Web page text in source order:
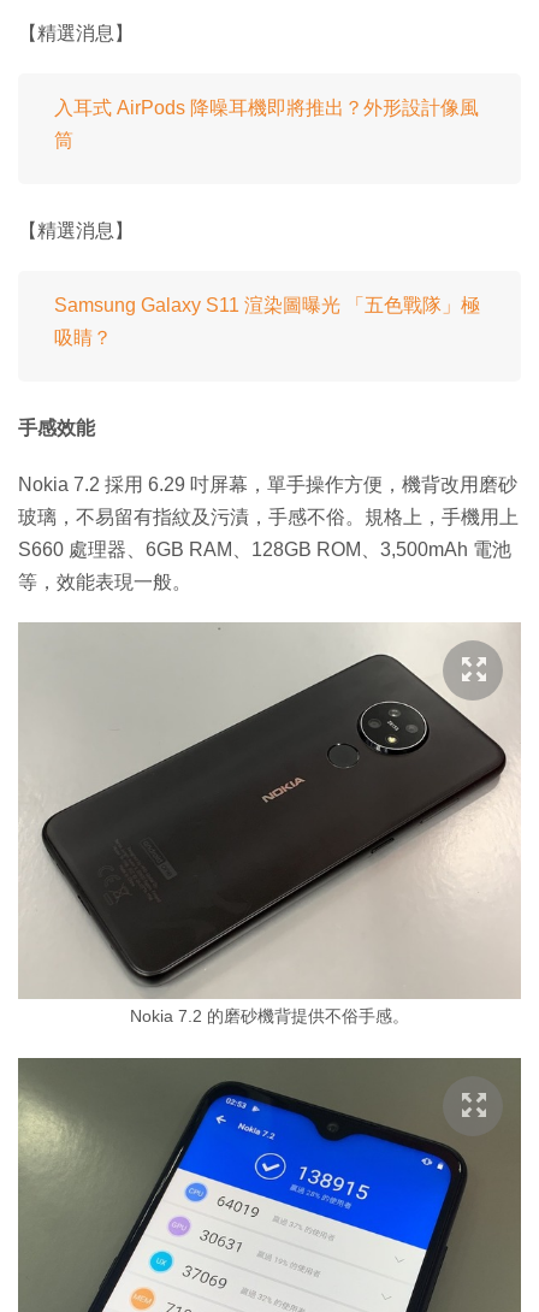
【精選消息】
入耳式 AirPods 降噪耳機即將推出？外形設計像風
筒
【精選消息】
Samsung Galaxy S11 渲染圖曝光 「五色戰隊」極
吸睛？
手感效能
Nokia 7.2 採用 6.29 吋屏幕，單手操作方便，機背改用磨砂
玻璃，不易留有指紋及污漬，手感不俗。規格上，手機用上
S660 處理器、6GB RAM、128GB ROM、3,500mAh 電池
等，效能表現一般。
Nokia 7.2 的磨砂機背提供不俗手感。